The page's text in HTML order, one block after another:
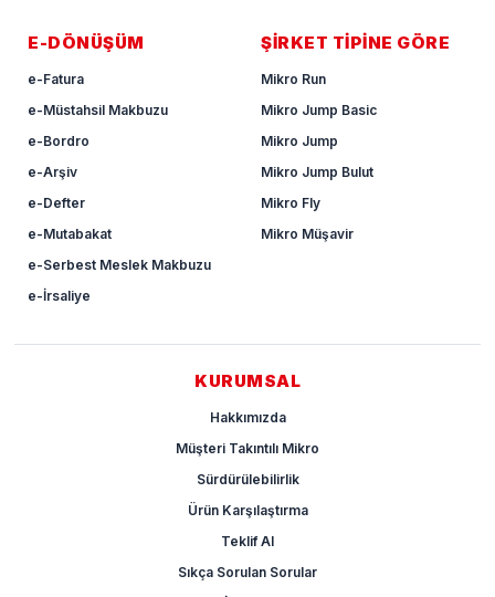
E-DÖNÜŞÜM
e-Fatura
e-Müstahsil Makbuzu
e-Bordro
e-Arşiv
e-Defter
e-Mutabakat
e-Serbest Meslek Makbuzu
e-İrsaliye
ŞİRKET TİPİNE GÖRE
Mikro Run
Mikro Jump Basic
Mikro Jump
Mikro Jump Bulut
Mikro Fly
Mikro Müşavir
KURUMSAL
Hakkımızda
Müşteri Takıntılı Mikro
Sürdürülebilirlik
Ürün Karşılaştırma
Teklif Al
Sıkça Sorulan Sorular